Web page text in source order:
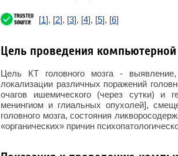
[1], [2], [3], [4], [5], [6]
Цель проведения
Цель КТ головного мозга -
локализации различных поражений
очагов ишемического (через сутки) и
менингиом и глиальных опухолей],
головного мозга, состояния
«органических» причин